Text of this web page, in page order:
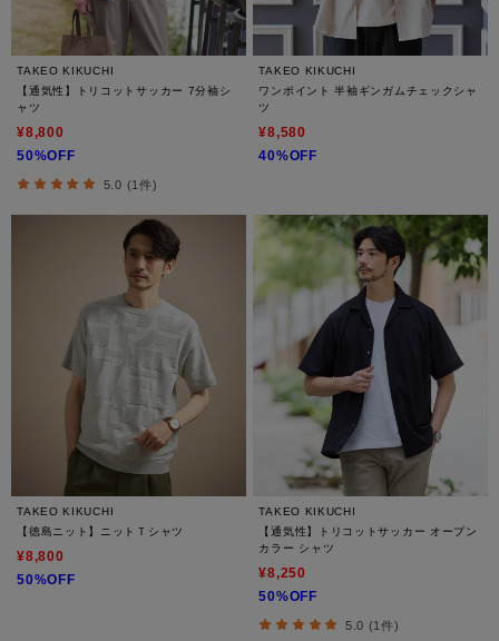
TAKEO KIKUCHI
【通気性】トリコットサッカー 7分袖シ
ャツ
¥8,800
50%OFF
5.0 (1件)
TAKEO KIKUCHI
ワンポイント 半袖ギンガムチェックシャ
ツ
¥8,580
40%OFF
TAKEO KIKUCHI
【徳島ニット】ニットＴシャツ
¥8,800
50%OFF
TAKEO KIKUCHI
【通気性】トリコットサッカー オープン
カラー シャツ
¥8,250
50%OFF
5.0 (1件)